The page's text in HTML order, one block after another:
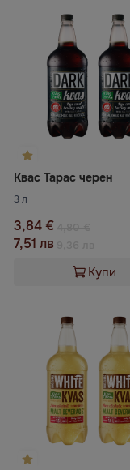
Квас Тарас черен
3 л
3,84 €
7,51 лв
Купи